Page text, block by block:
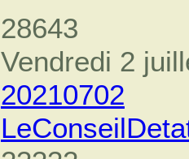
28643
Vendredi 2
20210702